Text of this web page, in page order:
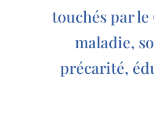
touchés par le
maladie,
précarité,